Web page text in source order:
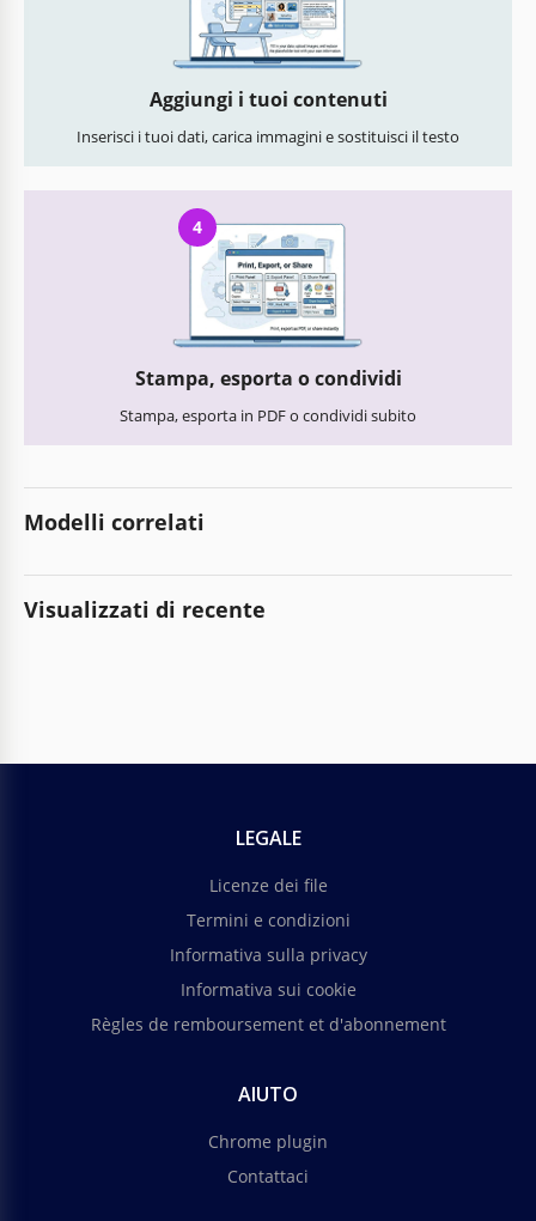
Aggiungi i tuoi contenuti
Inserisci i tuoi dati, carica immagini e sostituisci il testo
4
Stampa, esporta o condividi
Stampa, esporta in PDF o condividi subito
Modelli correlati
Visualizzati di recente
LEGALE
Licenze dei file
Termini e condizioni
Informativa sulla privacy
Informativa sui cookie
Règles de remboursement et d'abonnement
AIUTO
Chrome plugin
Contattaci